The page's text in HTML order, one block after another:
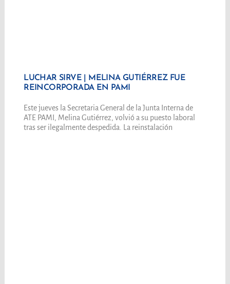
LUCHAR SIRVE | MELINA GUTIÉRREZ FUE
REINCORPORADA EN PAMI
Este jueves la Secretaria General de la Junta Interna de
ATE PAMI, Melina Gutiérrez, volvió a su puesto laboral
tras ser ilegalmente despedida. La reinstalación